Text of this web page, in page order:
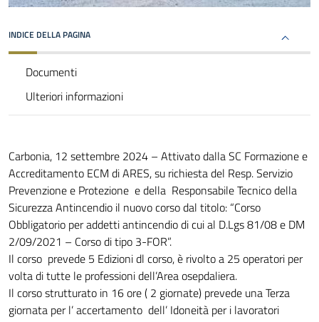
INDICE DELLA PAGINA
Documenti
Ulteriori informazioni
Carbonia, 12 settembre 2024 – Attivato dalla SC Formazione e
Accreditamento ECM di ARES, su richiesta del Resp. Servizio
Prevenzione e Protezione e della Responsabile Tecnico della
Sicurezza Antincendio il nuovo corso dal titolo: “Corso
Obbligatorio per addetti antincendio di cui al D.Lgs 81/08 e DM
2/09/2021 – Corso di tipo 3-FOR”.
Il corso prevede 5 Edizioni dl corso, è rivolto a 25 operatori per
volta di tutte le professioni dell’Area osepdaliera.
Il corso strutturato in 16 ore ( 2 giornate) prevede una Terza
giornata per l’ accertamento dell’ Idoneità per i lavoratori